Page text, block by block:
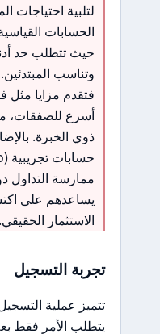
لتلبية احتياجات
الحسابات
حيث تتطلب حد
وتناسب
فتقدم مزايا مثل
أسرع للصفقات،
ممارسة التداول
يساعدهم على
الاستثمار الحقيقي.
تجربة التسجيل
يتطلب الأمر فقط